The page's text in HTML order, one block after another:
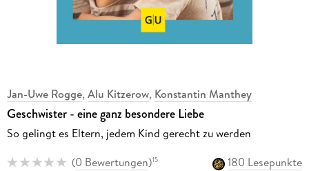
Jan-Uwe Rogge, Alu Kitzerow, Konstantin Manthey
Geschwister - eine ganz besondere Liebe
So gelingt es Eltern, jedem Kind gerecht zu werden
(0 Bewertungen)15
180 Lesepunkte